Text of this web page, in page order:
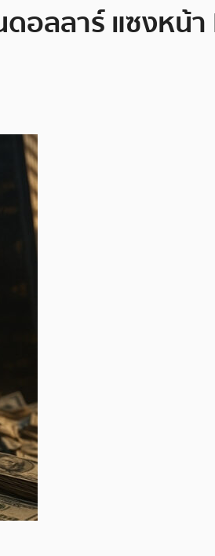
ดอลลาร์ แซงห